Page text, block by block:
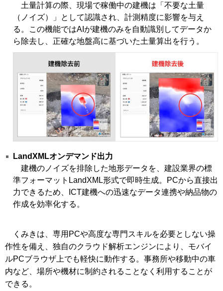
土量計算の際、現場で稼働中の建機は「不要な土量
（ノイズ）」として認識され、計測精度に影響を与え
る。この機能ではAIが建機のみを自動識別してデータか
ら除去し、正確な地盤高に基づいた土量算出を行う。
LandXMLオンデマンド出力
建機のノイズを排除した地形データを、建設業界の標
準フォーマットLandXML形式で即時生成。PCから直接出
力できるため、ICT建機への迅速なデータ連携や納品物の
作成を効率化する。
くみきは、専用PCや高度な専門スキルを必要としない操
作性を備え、独自のクラウド解析エンジンにより、モバイ
ルPCブラウザ上でも軽快に動作する。事務所や移動中の車
内など、場所や機材に制約されることなく利用することが
できる。